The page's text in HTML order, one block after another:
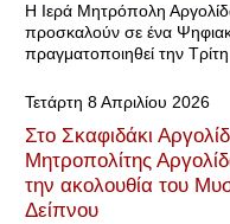
Η Ιερά Μητρόπολη
προσκαλούν σε ένα
πραγματοποιηθεί την
Τετάρτη 8 Απριλίου 2026
Στο Σκαφιδάκι
Μητροπολίτης
την ακολουθία του
Δείπνου